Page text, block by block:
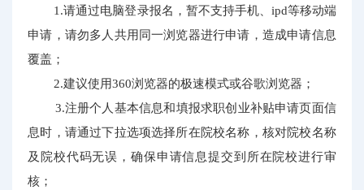
1.请通过电脑登录报名，暂不支持手机、ipd等移动端
申请，请勿多人共用同一浏览器进行申请，造成申请信息
覆盖；
2.建议使用360浏览器的极速模式或谷歌浏览器；
3.注册个人基本信息和填报求职创业补贴申请页面信
息时，请通过下拉选项选择所在院校名称，核对院校名称
及院校代码无误，确保申请信息提交到所在院校进行审
核；